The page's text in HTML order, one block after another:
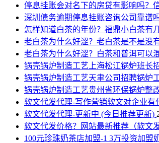
停息挂账会对名下的房贷有影响吗？
深圳债务逾期停息挂账咨询公司靠谱
怎样知道白茶的年份？福鼎小白茶有
老白茶为什么好涩？老白茶是不是没
老白茶为什么好涩？白茶和普洱可以
锅壳锅炉制造工艺上海松江锅炉班长
锅壳锅炉制造工艺天聿公司招聘锅炉
锅壳锅炉制造工艺贵州省环保锅炉整
软文代发代理-写作营销软文对企业有
软文代发代理-更新中 (今日推荐更新)
软文代发价格？网站最新推荐（软文
100元珍珠奶茶店加盟-1 3万投资加盟